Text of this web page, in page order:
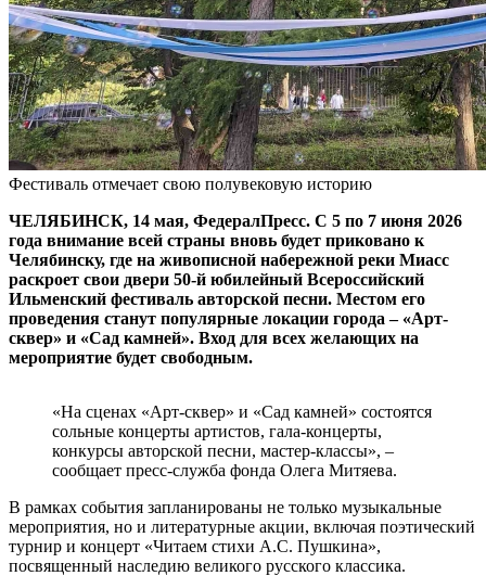
Фестиваль отмечает свою полувековую историю
ЧЕЛЯБИНСК, 14 мая, ФедералПресс. С 5 по 7 июня 2026
года внимание всей страны вновь будет приковано к
Челябинску, где на живописной набережной реки Миасс
раскроет свои двери 50-й юбилейный Всероссийский
Ильменский фестиваль авторской песни. Местом его
проведения станут популярные локации города – «Арт-
сквер» и «Сад камней». Вход для всех желающих на
мероприятие будет свободным.
«На сценах «Арт-сквер» и «Сад камней» состоятся
сольные концерты артистов, гала-концерты,
конкурсы авторской песни, мастер-классы», –
сообщает пресс-служба фонда Олега Митяева.
В рамках события запланированы не только музыкальные
мероприятия, но и литературные акции, включая поэтический
турнир и концерт «Читаем стихи А.С. Пушкина»,
посвященный наследию великого русского классика.